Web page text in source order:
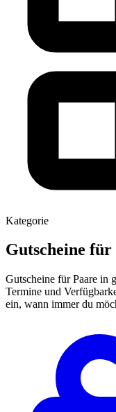
Kategorie
Gutscheine für
Gutscheine für Paare in
Termine und
ein, wann immer du